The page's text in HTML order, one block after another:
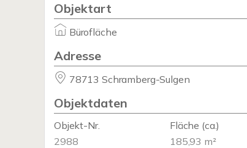
Objektart
Bürofläche
Adresse
78713 Schramberg-Sulgen
Objektdaten
Objekt-Nr.
2988
Fläche (ca.)
185,93 m²